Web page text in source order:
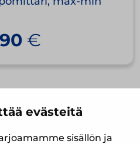
evästeitä
sisällön ja
€
1 2 →